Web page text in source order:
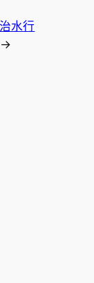
治水行
→